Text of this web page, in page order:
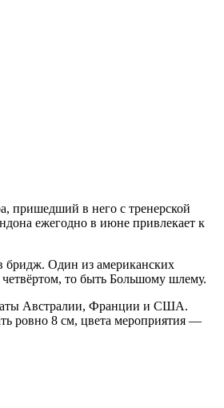
пришедший в него с тренерской
ежегодно в июне привлекает к
бридж. Один из американских
то быть Большому шлему.
Австралии, Франции и США.
ровно 8 см, цвета мероприятия —